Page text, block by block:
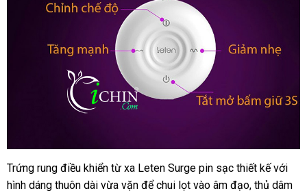
Trứng rung điều khiển từ xa Leten Surge pin sạc thiết kế với
hình dáng thuôn dài vừa vặn để chui lọt vào âm đạonội
, thủ dâm